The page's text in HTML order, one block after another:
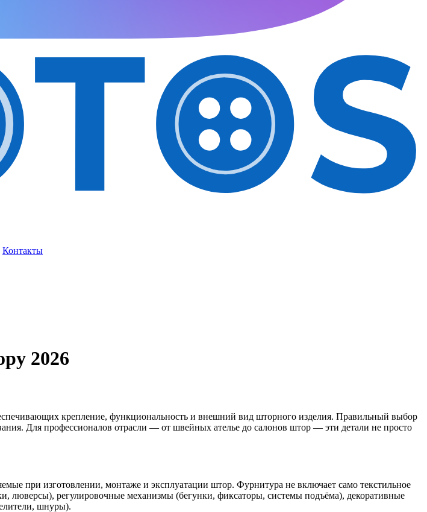
Контакты
2026
крепление, функциональность и внешний вид шторного изделия. Правильный выбор
Для профессионалов отрасли — от швейных ателье до салонов штор — эти детали не просто
при изготовлении, монтаже и эксплуатации штор. Фурнитура не включает само текстильное
люверсы), регулировочные механизмы (бегунки, фиксаторы, системы подъёма), декоративные
шнуры).